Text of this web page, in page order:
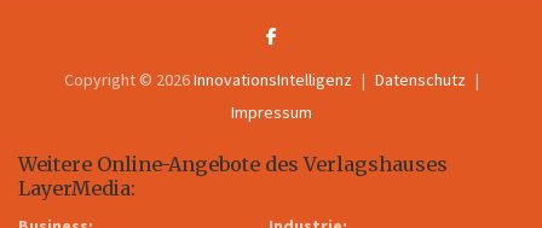
Copyright © 2026InnovationsIntelligenz
Datenschutz
Impressum
Weitere Online-Angebote des Verlagshauses
LayerMedia: